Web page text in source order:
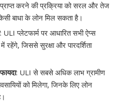
करने की प्रक्रिया को सरल और तेज
बाधा के लोन मिल सकता है।
: ULI प्लेटफार्म पर आधारित सभी ऐप्स
जिससे सुरक्षा और पारदर्शिता
: ULI से सबसे अधिक लाभ ग्रामीण
को मिलेगा, जिनके लिए लोन